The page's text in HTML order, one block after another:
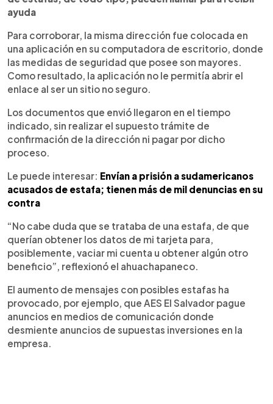
ayuda
Para corroborar, la misma dirección fue colocada en
una aplicación en su computadora de escritorio, donde
las medidas de seguridad que posee son mayores.
Como resultado, la aplicación no le permitía abrir el
enlace al ser un sitio no seguro.
Los documentos que envió llegaron en el tiempo
indicado, sin realizar el supuesto trámite de
confirmación de la dirección ni pagar por dicho
proceso.
Le puede interesar: Envían a prisión a sudamericanos
acusados de estafa; tienen más de mil denuncias en su
contra
“No cabe duda que se trataba de una estafa, de que
querían obtener los datos de mi tarjeta para,
posiblemente, vaciar mi cuenta u obtener algún otro
beneficio”, reflexionó el ahuachapaneco.
El aumento de mensajes con posibles estafas ha
provocado, por ejemplo, que AES El Salvador pague
anuncios en medios de comunicación donde
desmiente anuncios de supuestas inversiones en la
empresa.